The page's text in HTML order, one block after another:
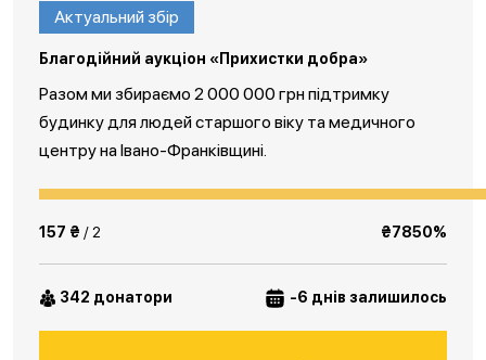
Актуальний збір
Благодійний аукціон «Прихистки добра»
Разом ми збираємо 2 000 000 грн підтримку
будинку для людей старшого віку та медичного
центру на Івано-Франківщині.
157 ₴ / 2 ₴7850%
342 донатори -6 днів залишилось